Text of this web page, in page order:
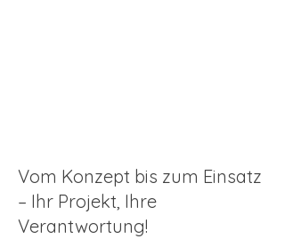
Vom Konzept bis zum Einsatz
– Ihr Projekt, Ihre
Verantwortung!